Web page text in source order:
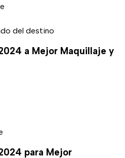
del destino
a Mejor Maquillaje y
para Mejor